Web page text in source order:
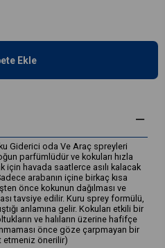
Giderici oda Ve Araç spreyleri
parfümlüdür ve kokuları hızla
için havada saatlerce asılı kalacak
arabanın içine birkaç kısa
önce kokunun dağılması ve
tavsiye edilir. Kuru sprey formülü,
anlamına gelir. Kokuları etkili bir
ve halıların üzerine hafifçe
önce göze çarpmayan bir
etmeniz önerilir)